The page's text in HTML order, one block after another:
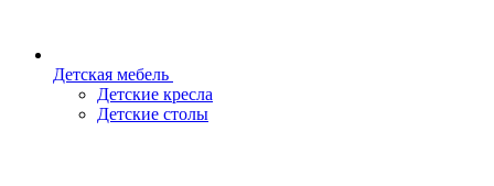
Детская мебель
Детские кресла
Детские столы